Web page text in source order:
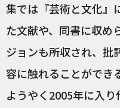
集では『芸術と文化』
た文献や、同書に収め
ジョンも所収され、批
容に触れることができ
ようやく2005年に入